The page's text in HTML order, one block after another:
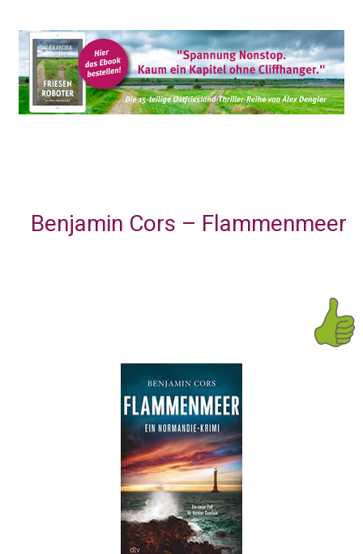
Benjamin Cors – Flammenmeer